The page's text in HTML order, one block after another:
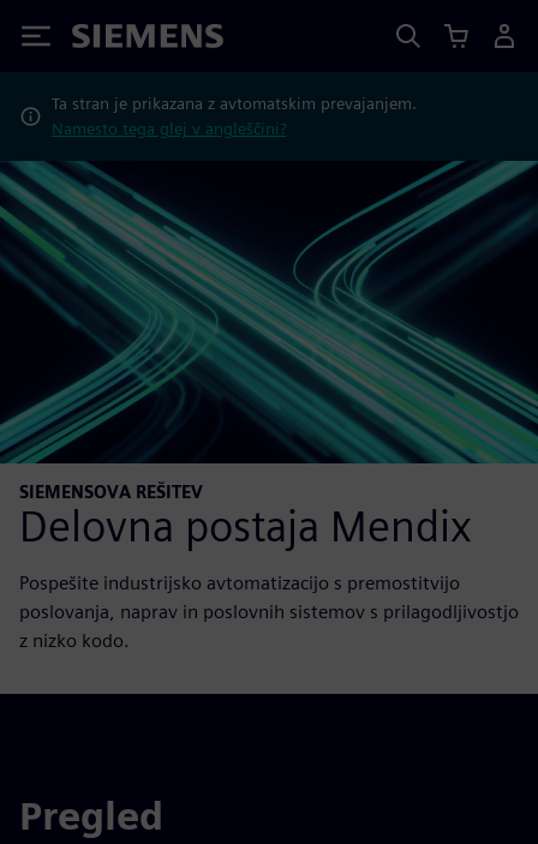
Siemens
Ta stran je prikazana z avtomatskim prevajanjem.
Namesto tega glej v angleščini?
SIEMENSOVA REŠITEV
Delovna postaja Mendix
Pospešite industrijsko avtomatizacijo s premostitvijo
poslovanja, naprav in poslovnih sistemov s prilagodljivostjo
z nizko kodo.
Pregled